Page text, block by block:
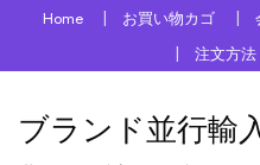
Home お買い物カゴ
注文方法
ブランド並行輸